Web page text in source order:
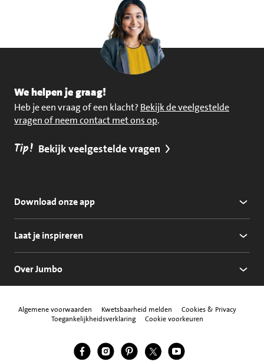
We helpen je graag!
Heb je een vraag of een klacht? Bekijk de veelgestelde
vragen of neem contact met ons op.
Tip! Bekijk veelgestelde vragen
Download onze app
Laat je inspireren
Over Jumbo
Algemene voorwaarden Kwetsbaarheid melden
Cookies & Privacy
Toegankelijkheidsverklaring
Cookie voorkeuren
Volg ons
Jumbo Facebook
Jumbo Instagram
Jumbo Pinterest
Jumbo Twitter
Jumbo YouTube